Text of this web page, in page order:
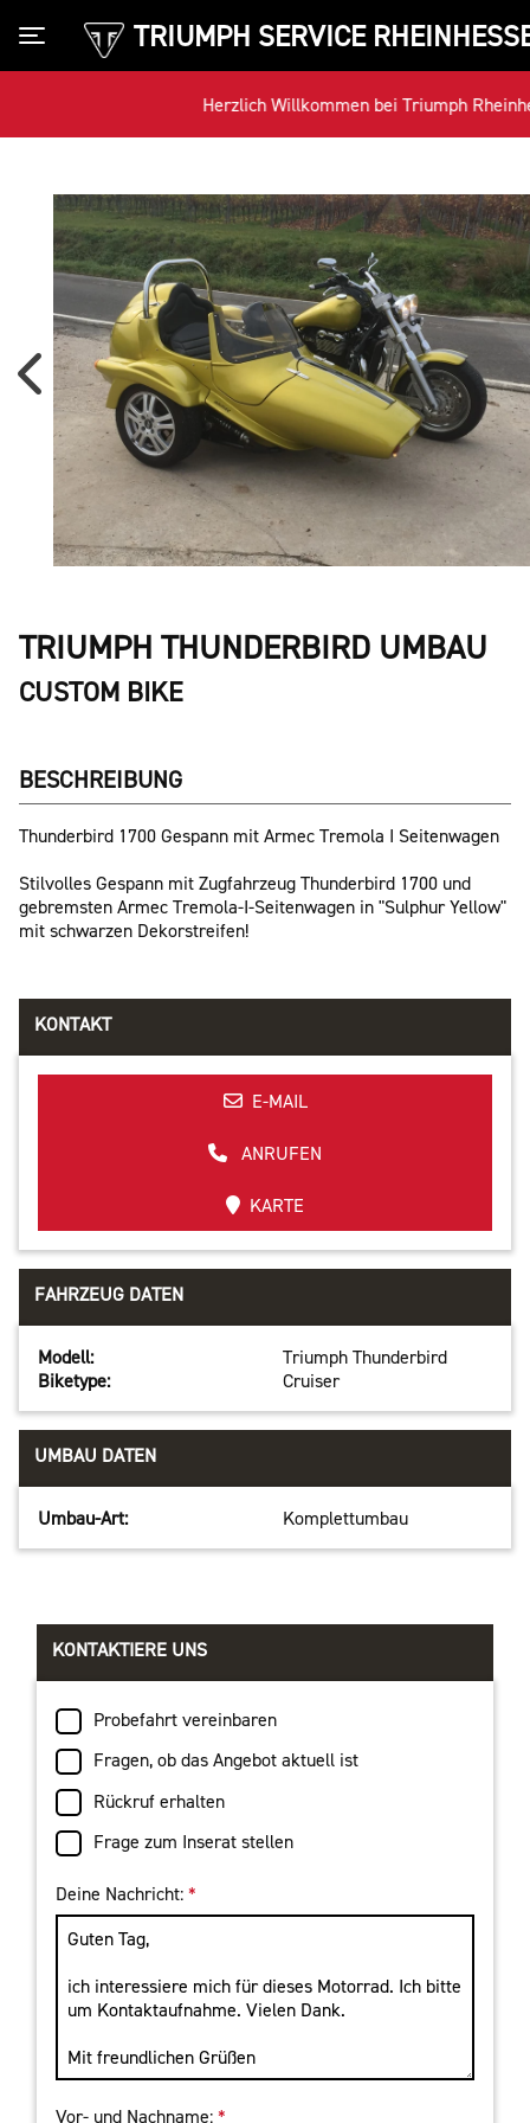
TRIUMPH SERVICE
Toggle navigation
Herzlich Willkommen bei Triumph
TRIUMPH THUNDERBIRD UMBAU
CUSTOM BIKE
BESCHREIBUNG
Thunderbird 1700 Gespann mit Armec Tremola I Seitenwagen
Stilvolles Gespann mit Zugfahrzeug Thunderbird 1700 und
gebremsten Armec Tremola-I-Seitenwagen in "Sulphur Yellow"
mit schwarzen Dekorstreifen!
KONTAKT
E-MAIL
ANRUFEN
KARTE
FAHRZEUG DATEN
Modell:
Triumph Thunderbird
Biketype:
Cruiser
UMBAU DATEN
Umbau-Art: Komplettumbau
KONTAKTIERE UNS
Probefahrt vereinbaren
Fragen, ob das Angebot aktuell ist
Rückruf erhalten
Frage zum Inserat stellen
Deine Nachricht: *
Vor- und Nachname: *